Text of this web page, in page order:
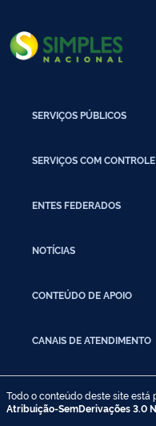
SERVIÇOS PÚBLICOS
SERVIÇOS COM
ENTES FEDERADOS
NOTÍCIAS
CONTEÚDO DE APOIO
CANAIS DE ATENDIMENTO
Todo o conteúdo deste site está
Atribuição-SemDerivações 3.0